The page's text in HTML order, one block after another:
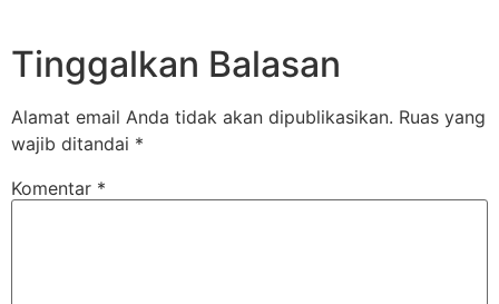
Tinggalkan Balasan
Alamat email Anda tidak akan dipublikasikan. Ruas yang
wajib ditandai *
Komentar *